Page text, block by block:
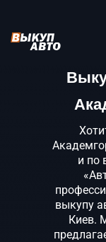
и по
выкупу
Киев.